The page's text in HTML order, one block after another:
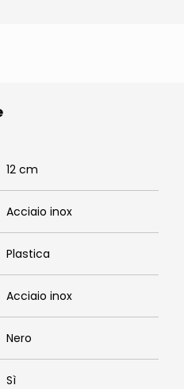
12 cm
Acciaio inox
Plastica
Acciaio inox
Nero
Sì